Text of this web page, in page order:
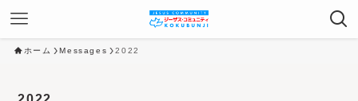
ホーム Messages 2022